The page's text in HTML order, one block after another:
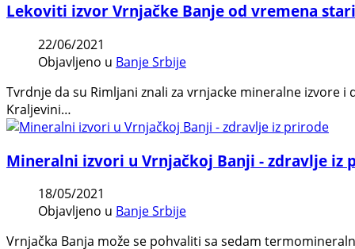
Lekoviti izvor Vrnjačke Banje od vremena
22/06/2021
Objavljeno u Banje Srbije
Tvrdnje da su Rimljani znali za vrnjacke mineralne izvore
Kraljevini…
Mineralni izvori u Vrnjačkoj Banji - zdravlje iz
18/05/2021
Objavljeno u Banje Srbije
Vrnjačka Banja može se pohvaliti sa sedam